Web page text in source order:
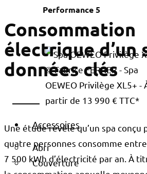
Performance 5
© Fabrice FERRER - Spa
OEWEO Privilège XL5+ -
partir de 13 990 € TTC*
Accessoires
Abri
Couverture
Consommation
électrique d’un
données clés
Une étude révèle qu’un spa conçu
quatre personnes consomme
7 500 kWh d’électricité par an. À